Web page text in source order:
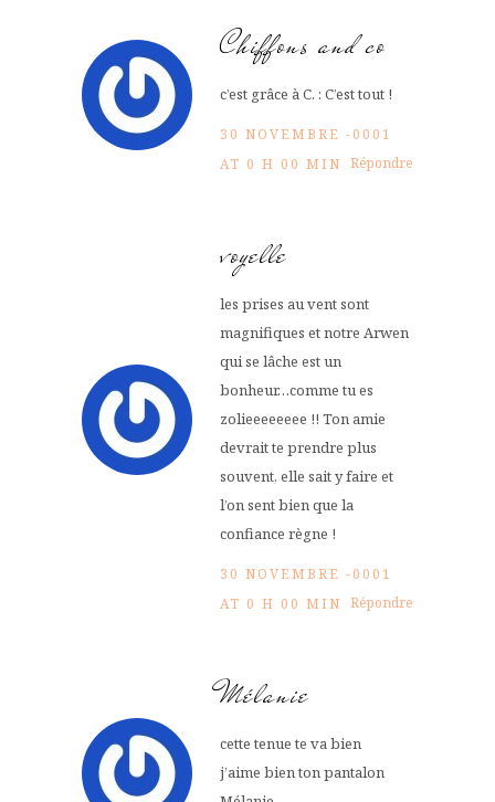
Chiffons and co
c’est grâce à C. : C’est tout !
30 NOVEMBRE -0001
AT 0 H 00 MIN Répondre
voyelle
les prises au vent sont
magnifiques et notre Arwen
qui se lâche est un
bonheur…comme tu es
zolieeeeeeee !! Ton amie
devrait te prendre plus
souvent, elle sait y faire et
l’on sent bien que la
confiance règne !
30 NOVEMBRE -0001
AT 0 H 00 MIN Répondre
Mélanie
cette tenue te va bien
j’aime bien ton pantalon